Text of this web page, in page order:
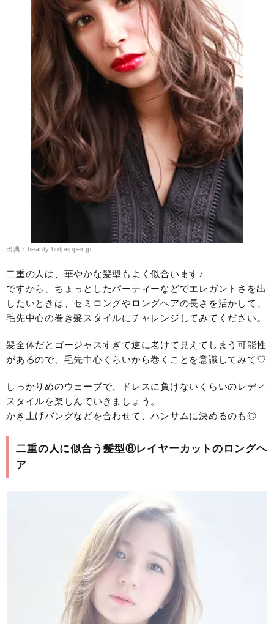
出典：beauty.hotpepper.jp
二重の人は、華やかな髪型もよく似合います♪
ですから、ちょっとしたパーティーなどでエレガントさを出
したいときは、セミロングやロングヘアの長さを活かして、
毛先中心の巻き髪スタイルにチャレンジしてみてください。
髪全体だとゴージャスすぎて逆に老けて見えてしまう可能性
があるので、毛先中心くらいから巻くことを意識してみて♡
しっかりめのウェーブで、ドレスに負けないくらいのレディ
スタイルを楽しんでいきましょう。
かき上げバングなどを合わせて、ハンサムに決めるのも◎
二重の人に似合う髪型⑧レイヤーカットのロングヘ
ア